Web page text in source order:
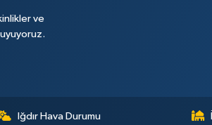
ve
Iğdır Hava Durumu